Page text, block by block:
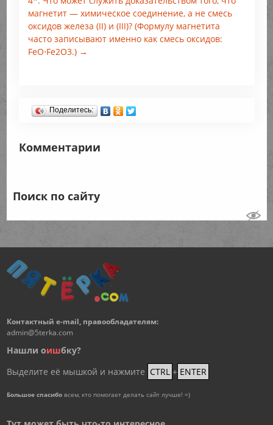
магнетит — химическое соединение, а не смесь
оксидов железа (II) и (III)? (Формулу магнетита
часто записывают именно как смесь оксидов:
FeO⋅Fe2O3.) →
Поделитесь:
Комментарии
Поиск по сайту
Контактный e-mail, правообладателям:
admin@5terka.com
Нашли оишбку?
Выделите её мышкой и нажмите CTRL + ENTER
Большое спасибовсем, кто помогает делать сайт лучше! =)